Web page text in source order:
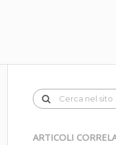
ARTICOLI